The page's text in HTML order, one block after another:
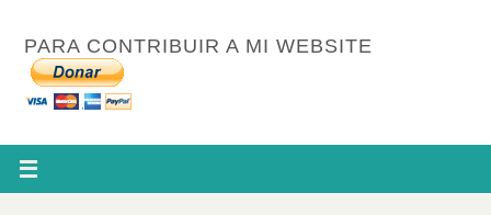
PARA CONTRIBUIR A MI WEBSITE